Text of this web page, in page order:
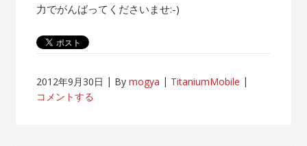
力でがんばってくださいませ:-)
2012年9月30日 Bymogya
TitaniumMobile
コメントする